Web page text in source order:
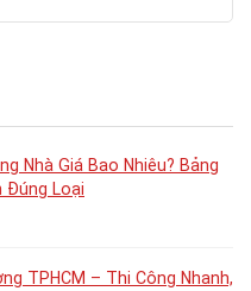
Nhà Giá Bao Nhiêu? Bảng
Đúng Loại
TPHCM – Thi Công Nhanh,